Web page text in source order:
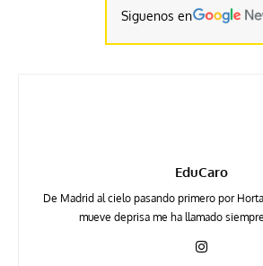
Siguenos en
EduCaro
De Madrid al cielo pasando primero por
mueve deprisa me ha llamado